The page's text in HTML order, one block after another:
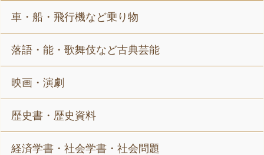
車・船・飛行機など乗り物
落語・能・歌舞伎など古典芸能
映画・演劇
歴史書・歴史資料
経済学書・社会学書・社会問題